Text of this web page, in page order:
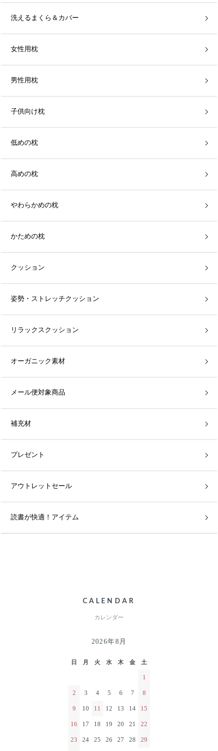
洗えるまくら＆カバー
女性用枕
男性用枕
子供向け枕
低めの枕
高めの枕
やわらかめの枕
かための枕
クッション
姿勢・ストレッチクッション
リラックスクッション
オーガニック素材
メール便対象商品
補充材
プレゼント
アウトレットセール
読書が快適！アイテム
CALENDAR
カレンダー
2026年8月
日 月 火 水 木 金 土
1
2 3 4 5 6 7 8
9 10 11 12 13 14 15
16 17 18 19 20 21 22
23 24 25 26 27 28 29